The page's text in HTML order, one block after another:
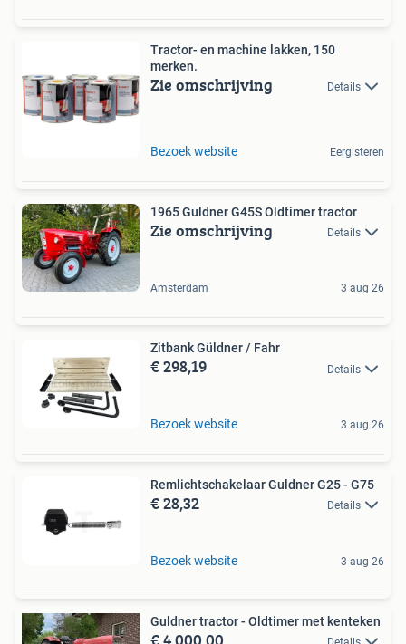
Tractor- en machine lakken, 150
merken.
Zie omschrijving Details
Bezoek website Eergisteren
1965 Guldner G45S Oldtimer tractor
Zie omschrijving Details
Amsterdam 3 aug 26
Zitbank Güldner / Fahr
€ 298,19 Details
Bezoek website 3 aug 26
Remlichtschakelaar Guldner G25 - G75
€ 28,32 Details
Bezoek website 3 aug 26
Guldner tractor - Oldtimer met kenteken